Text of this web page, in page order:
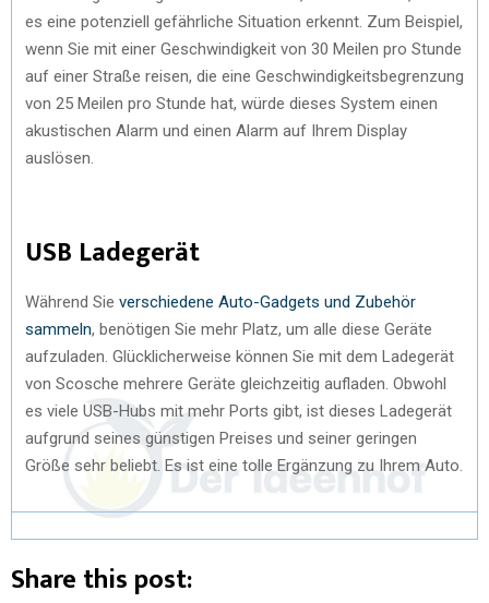
es eine potenziell gefährliche Situation erkennt. Zum Beispiel,
wenn Sie mit einer Geschwindigkeit von 30 Meilen pro Stunde
auf einer Straße reisen, die eine Geschwindigkeitsbegrenzung
von 25 Meilen pro Stunde hat, würde dieses System einen
akustischen Alarm und einen Alarm auf Ihrem Display
auslösen.
USB Ladegerät
Während Sie verschiedene Auto-Gadgets und Zubehör
sammeln, benötigen Sie mehr Platz, um alle diese Geräte
aufzuladen. Glücklicherweise können Sie mit dem Ladegerät
von Scosche mehrere Geräte gleichzeitig aufladen. Obwohl
es viele USB-Hubs mit mehr Ports gibt, ist dieses Ladegerät
aufgrund seines günstigen Preises und seiner geringen
Größe sehr beliebt. Es ist eine tolle Ergänzung zu Ihrem Auto.
Share this post: